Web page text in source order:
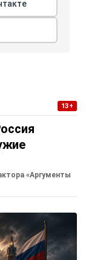
13+
«Аргументы